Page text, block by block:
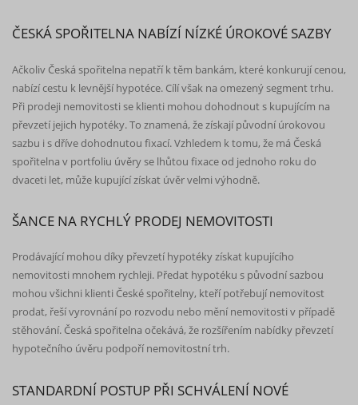
ČESKÁ SPOŘITELNA NABÍZÍ NÍZKÉ ÚROKOVÉ SAZBY
Ačkoliv Česká spořitelna nepatří k těm bankám, které konkurují cenou,
nabízí cestu k levnější hypotéce. Cílí však na omezený segment trhu.
Při prodeji nemovitosti se klienti mohou dohodnout s kupujícím na
převzetí jejich hypotéky. To znamená, že získají původní úrokovou
sazbu i s dříve dohodnutou fixací. Vzhledem k tomu, že má Česká
spořitelna v portfoliu úvěry se lhůtou fixace od jednoho roku do
dvaceti let, může kupující získat úvěr velmi výhodně.
ŠANCE NA RYCHLÝ PRODEJ NEMOVITOSTI
Prodávající mohou díky převzetí hypotéky získat kupujícího
nemovitosti mnohem rychleji. Předat hypotéku s původní sazbou
mohou všichni klienti České spořitelny, kteří potřebují nemovitost
prodat, řeší vyrovnání po rozvodu nebo mění nemovitosti v případě
stěhování. Česká spořitelna očekává, že rozšířením nabídky převzetí
hypotečního úvěru podpoří nemovitostní trh.
STANDARDNÍ POSTUP PŘI SCHVÁLENÍ NOVÉ